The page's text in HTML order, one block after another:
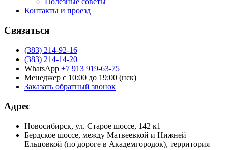
Контакты и проезд
Связаться
(383) 214-92-16
(383) 214-14-20
WhatsApp +7 913 919-63-75
Менеджер с 10:00 до 19:00 (нск)
Заказать обратный звонок
Адрес
Новосибирск, ул. Старое шоссе, 142 к1
Бердское шоссе, между Матвеевкой и Нижней
Ельцовкой (по дороге в Академгородок), территория